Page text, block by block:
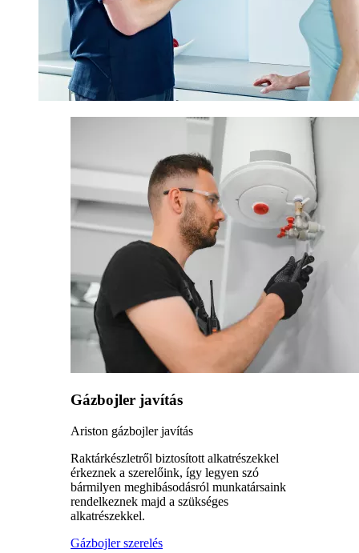
Gázbojler javítás
Ariston gázbojler javítás
Raktárkészletről biztosított alkatrészekkel
érkeznek a szerelőink, így legyen szó
bármilyen meghibásodásról munkatársaink
rendelkeznek majd a szükséges
alkatrészekkel.
Gázbojler szerelés